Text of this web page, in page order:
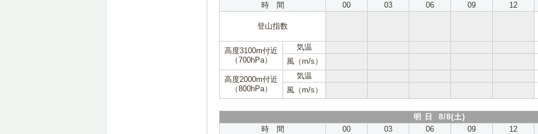
時 間
00 03 06 09 12
登山指数
高度3100m付近
（700hPa）
気温
風（m/s）
高度2000m付近
（800hPa）
気温
風（m/s）
明 日 8/8(土)
時 間
00 03 06 09 12